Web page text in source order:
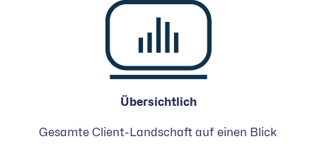
Übersichtlich
Gesamte Client-Landschaft auf einen Blick